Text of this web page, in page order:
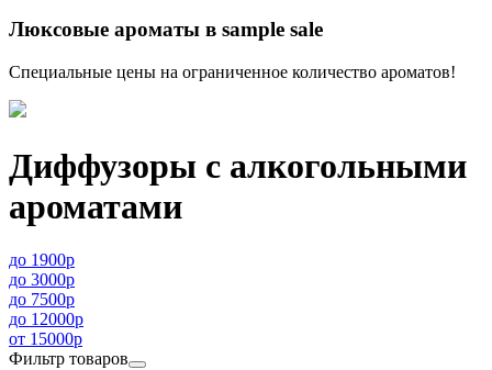
Люксовые ароматы в sample sale
Специальные цены на ограниченное количество ароматов!
Диффузоры с алкогольными
ароматами
до 1900р
до 3000р
до 7500р
до 12000р
от 15000р
Фильтр товаров